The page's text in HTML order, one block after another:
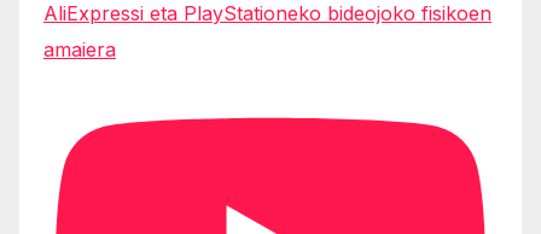
AliExpressi eta PlayStationeko bideojoko fisikoen
amaiera